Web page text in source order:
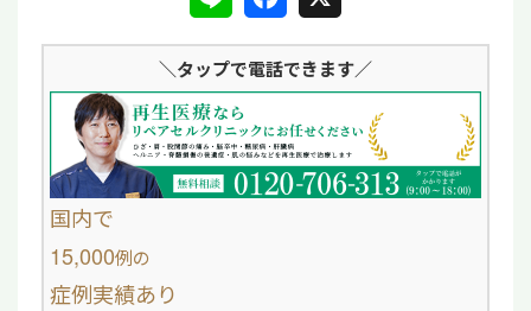
n
e
c
e
b
o
＼タップで電話できます／
国内で
15,000例の
症例実績あり